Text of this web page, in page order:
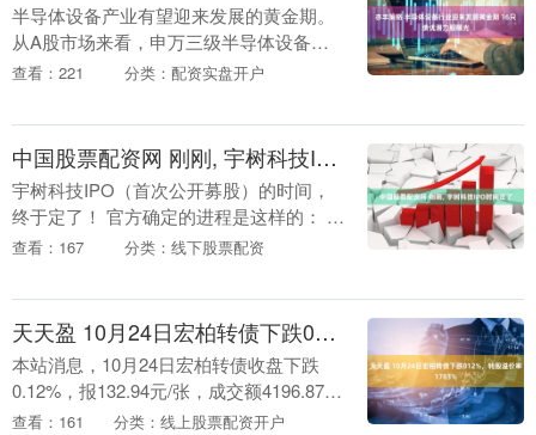
半导体设备产业有望迎来发展的黄金期。
从A股市场来看，申万三级半导体设备行
业公司营收及净利润均保持增长趋势。据
半导体....
查看：221 分类：配资实盘开户
中国股票配资网 刚刚, 宇树科技IPO时间定了
宇树科技IPO（首次公开募股）的时间，
终于定了！ 官方确定的进程是这样的： 目
前，公司正积极推进IPO的相关准备工
1....
查看：167 分类：线下股票配资
天天盈 10月24日宏柏转债下跌012%，转股溢价率1783%
本站消息，10月24日宏柏转债收盘下跌
0.12%，报132.94元/张，成交额4196.87万
元，转股溢价率17.83%。 资料显示，宏柏
查看：161 分类：线上股票配资开户